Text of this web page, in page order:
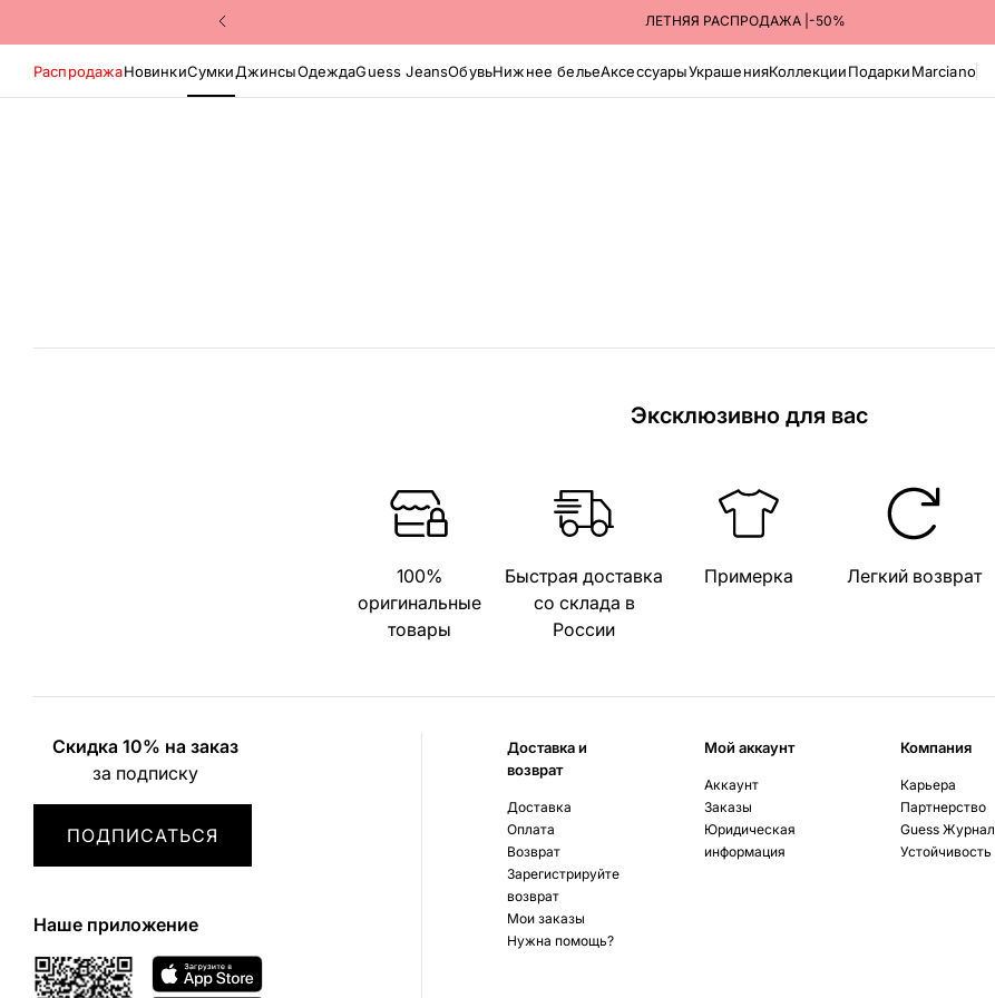
ЛЕТНЯЯ РАСПРОДАЖА |-50%
РаспродажаНовинкиСумкиДжинсыОдеждаGuess JeansОбувьНижнее бельеАксессуарыУкрашенияКоллекцииПодаркиMarciano
Эксклюзивно для вас
100%
оригинальные
товары
Быстрая доставка
со склада в
России
Примерка Легкий возврат
Скидка 10% на заказ
за подписку
ПОДПИСАТЬСЯ
Наше приложение
Доставка и
возврат
Доставка
Оплата
Возврат
Зарегистрируйте
возврат
Мои заказы
Нужна помощь?
Мой аккаунт
Аккаунт
Заказы
Юридическая
информация
Компания
Карьера
Партнерство
Guess Журнал
Устойчивость